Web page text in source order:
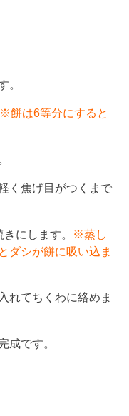
。
※餅は6等分にすると
く焦げ目がつくまで
にします。
※蒸し
ダシが餅に吸い込ま
れてちくわに絡めま
成です。